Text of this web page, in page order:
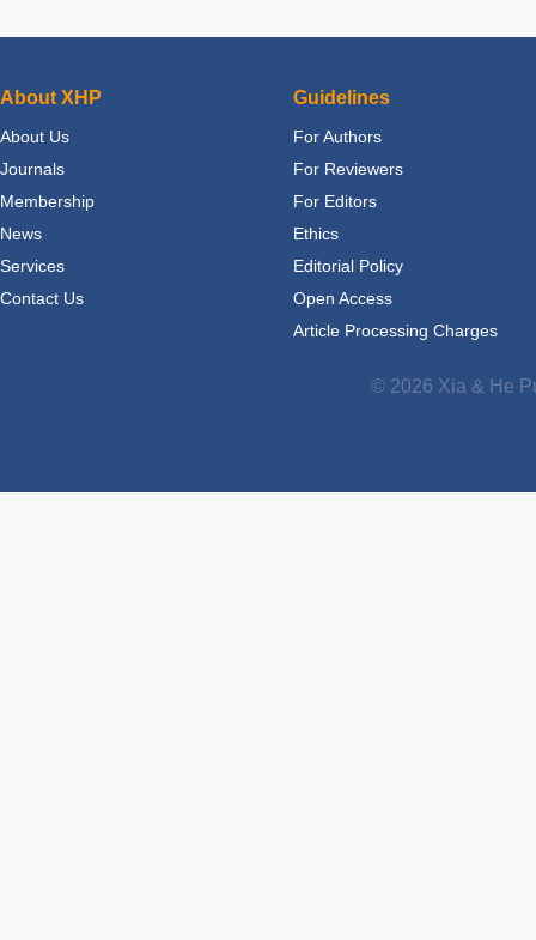
About XHP
About Us
Journals
Membership
News
Services
Contact Us
Guidelines
For Authors
For Reviewers
For Editors
Ethics
Editorial Policy
Open Access
Article Processing Charges
© 2026 Xia & He